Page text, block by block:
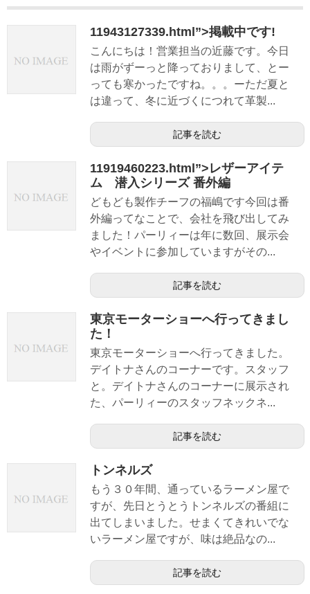
11943127339.html”>掲載中です!
こんにちは！営業担当の近藤です。今日
は雨がずーっと降っておりまして、とー
っても寒かったですね。。。ーただ夏と
は違って、冬に近づくにつれて革製...
記事を読む
11919460223.html”>レザーアイテ
ム 潜入シリーズ 番外編
どもども製作チーフの福嶋です今回は番
外編ってなことで、会社を飛び出してみ
ました！パーリィーは年に数回、展示会
やイベントに参加していますがその...
記事を読む
東京モーターショーへ行ってきまし
た！
東京モーターショーへ行ってきました。
デイトナさんのコーナーです。スタッフ
と。デイトナさんのコーナーに展示され
た、パーリィーのスタッフネックネ...
記事を読む
トンネルズ
もう３０年間、通っているラーメン屋で
すが、先日とうとうトンネルズの番組に
出てしまいました。せまくてきれいでな
いラーメン屋ですが、味は絶品なの...
記事を読む